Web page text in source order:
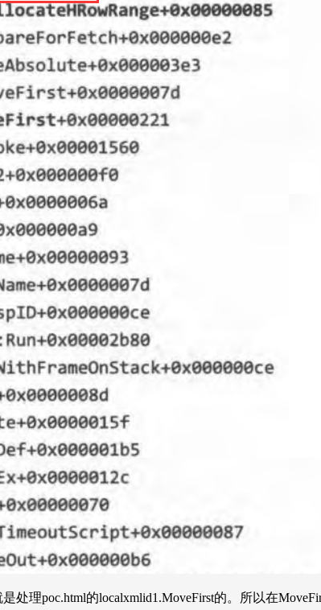
处理poc.html的localxmlid1.MoveFirst的。所以在